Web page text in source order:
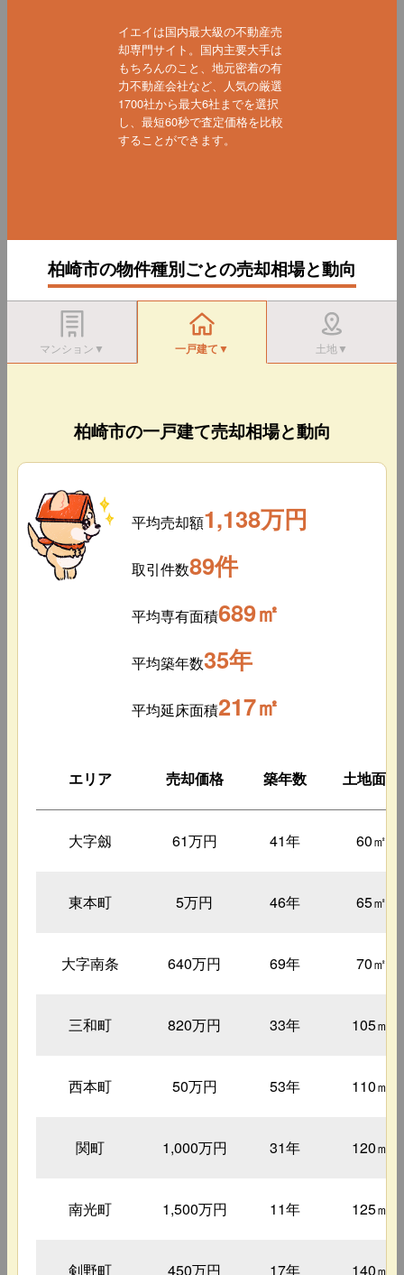
イエイは国内最大級の不動産売
却専門サイト。国内主要大手は
もちろんのこと、地元密着の有
力不動産会社など、人気の厳選
1700社から最大6社までを選択
し、最短60秒で査定価格を比較
することができます。
柏崎市の物件種別ごとの売却相場と動向
マンション▼ 一戸建て▼ 土地▼
柏崎市の一戸建て売却相場と動向
平均売却額1,138万円
取引件数89件
平均専有面積689㎡
平均築年数35年
平均延床面積217㎡
エリア 売却価格 築年数 土地面積
大字劔 61万円 41年 60㎡
東本町 5万円 46年 65㎡
大字南条 640万円 69年 70㎡
三和町 820万円 33年 105㎡
西本町 50万円 53年 110㎡
関町 1,000万円 31年 120㎡
南光町 1,500万円 11年 125㎡
剣野町 450万円 17年 140㎡